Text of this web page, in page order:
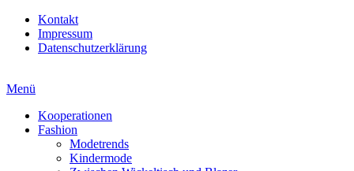
Kontakt
Impressum
Datenschutzerklärung
Menü
Kooperationen
Fashion
Modetrends
Kindermode